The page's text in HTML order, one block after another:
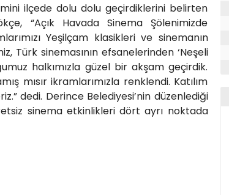
ilçede dolu dolu geçirdiklerini belirten
“Açık Havada Sinema Şölenimizde
Yeşilçam klasikleri ve sinemanın
Türk sinemasının efsanelerinden ‘Neşeli
halkımızla güzel bir akşam geçirdik.
mısır ikramlarımızla renklendi. Katılım
dedi. Derince Belediyesi’nin düzenlediği
sinema etkinlikleri dört ayrı noktada